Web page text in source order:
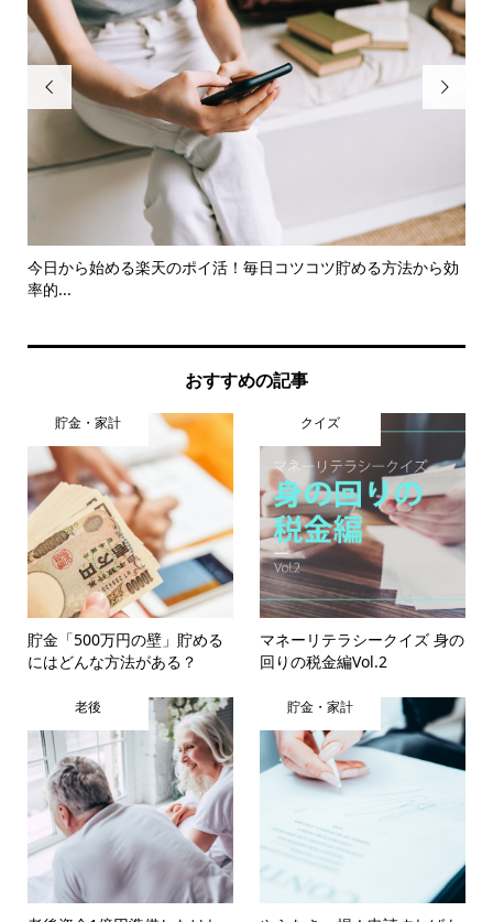

今日から始める楽天のポイ活！毎日コツコツ貯める方法から効
率的...

おすすめの記事
貯金・家計
貯金「500万円の壁」貯める
にはどんな方法がある？
クイズ
マネーリテラシークイズ 身の
回りの税金編Vol.2
老後 貯金・家計